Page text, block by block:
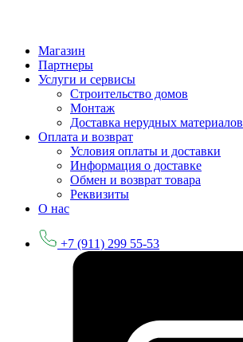
Магазин
Партнеры
Услуги и сервисы
Строительство домов
Монтаж
Доставка нерудных материалов
Оплата и возврат
Условия оплаты и доставки
Информация о доставке
Обмен и возврат товара
Реквизиты
О нас
+7 (911) 299 55-53